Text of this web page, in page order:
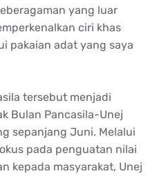
yang luar
ciri khas
pakaian adat yang saya
tersebut menjadi
Bulan Pancasila-Unej
sepanjang Juni. Melalui
pada penguatan nilai
kepada masyarakat, Unej